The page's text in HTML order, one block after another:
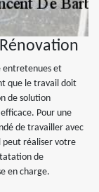
entretenues et
que le travail doit
de solution
Pour une
de travailler avec
peut réaliser votre
de
en charge.